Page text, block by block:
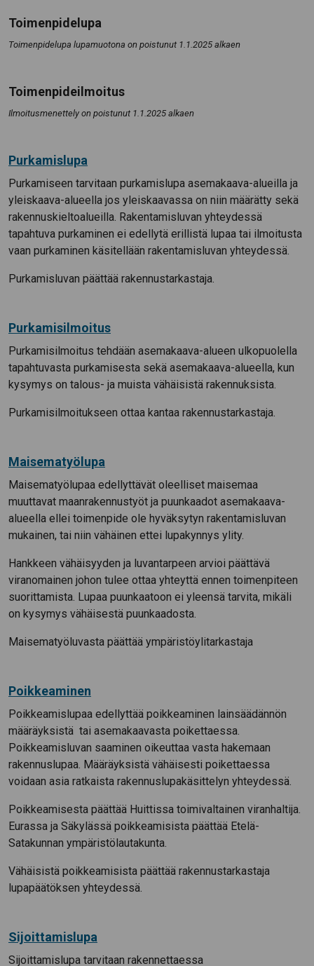
Toimenpidelupa
Toimenpidelupa lupamuotona on poistunut 1.1.2025 alkaen
Toimenpideilmoitus
Ilmoitusmenettely on poistunut 1.1.2025 alkaen
Purkamislupa
Purkamiseen tarvitaan purkamislupa asemakaava-alueilla ja
yleiskaava-alueella jos yleiskaavassa on niin määrätty sekä
rakennuskieltoalueilla. Rakentamisluvan yhteydessä
tapahtuva purkaminen ei edellytä erillistä lupaa tai ilmoitusta
vaan purkaminen käsitellään rakentamisluvan yhteydessä.
Purkamisluvan päättää rakennustarkastaja.
Purkamisilmoitus
Purkamisilmoitus tehdään asemakaava-alueen ulkopuolella
tapahtuvasta purkamisesta sekä asemakaava-alueella, kun
kysymys on talous- ja muista vähäisistä rakennuksista.
Purkamisilmoitukseen ottaa kantaa rakennustarkastaja.
Maisematyölupa
Maisematyölupaa edellyttävät oleelliset maisemaa
muuttavat maanrakennustyöt ja puunkaadot asemakaava-
alueella ellei toimenpide ole hyväksytyn rakentamisluvan
mukainen, tai niin vähäinen ettei lupakynnys ylity.
Hankkeen vähäisyyden ja luvantarpeen arvioi päättävä
viranomainen johon tulee ottaa yhteyttä ennen toimenpiteen
suorittamista. Lupaa puunkaatoon ei yleensä tarvita, mikäli
on kysymys vähäisestä puunkaadosta.
Maisematyöluvasta päättää ympäristöylitarkastaja
Poikkeaminen
Poikkeamislupaa edellyttää poikkeaminen lainsäädännön
määräyksistä tai asemakaavasta poikettaessa.
Poikkeamisluvan saaminen oikeuttaa vasta hakemaan
rakennuslupaa. Määräyksistä vähäisesti poikettaessa
voidaan asia ratkaista rakennuslupakäsittelyn yhteydessä.
Poikkeamisesta päättää Huittissa toimivaltainen viranhaltija.
Eurassa ja Säkylässä poikkeamisista päättää Etelä-
Satakunnan ympäristölautakunta.
Vähäisistä poikkeamisista päättää rakennustarkastaja
lupapäätöksen yhteydessä.
Sijoittamislupa
Sijoittamislupa tarvitaan rakennettaessa